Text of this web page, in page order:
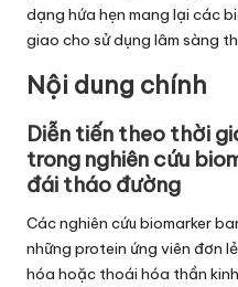
dạng hứa hẹn mang lại các
giao cho sử dụng lâm sàng
Nội dung chính
Diễn tiến theo thời
trong nghiên cứu
đái tháo đường
Các nghiên cứu biomarker
những protein ứng viên đơn
hóa hoặc thoái hóa thần